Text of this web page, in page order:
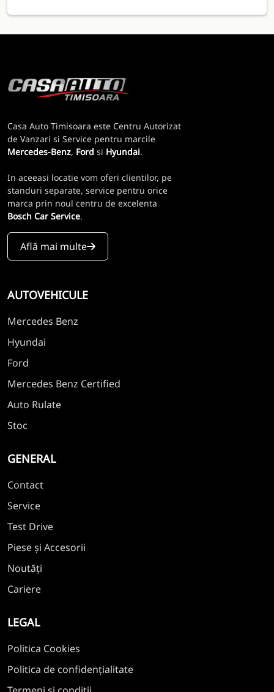
Casa Auto Timisoara este Centru Autorizat
de Vanzari si Service pentru marcile
Mercedes-Benz, Ford si Hyundai.
In aceeasi locatie vom oferi clientilor, pe
standuri separate, service pentru orice
marca prin noul centru de excelenta
Bosch Car Service.
Află mai multe
AUTOVEHICULE
Mercedes Benz
Hyundai
Ford
Mercedes Benz Certified
Auto Rulate
Stoc
GENERAL
Contact
Service
Test Drive
Piese și Accesorii
Noutăți
Cariere
LEGAL
Politica Cookies
Politica de confidențialitate